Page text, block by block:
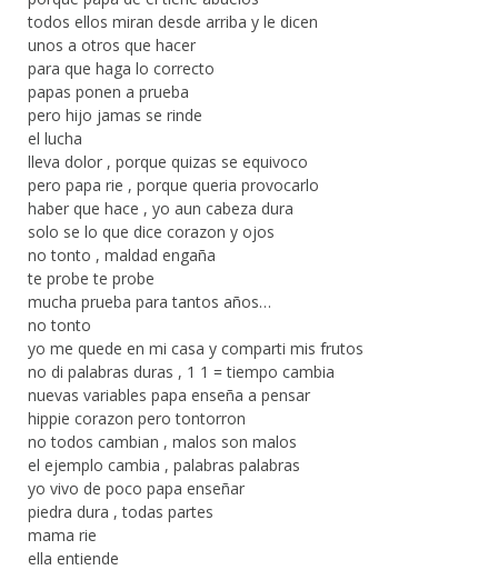
todos ellos miran desde arriba y le dicen
unos a otros que hacer
para que haga lo correcto
papas ponen a prueba
pero hijo jamas se rinde
el lucha
lleva dolor , porque quizas se equivoco
pero papa rie , porque queria provocarlo
haber que hace , yo aun cabeza dura
solo se lo que dice corazon y ojos
no tonto , maldad engaña
te probe te probe
mucha prueba para tantos años…
no tonto
yo me quede en mi casa y comparti mis frutos
no di palabras duras , 1 1 = tiempo cambia
nuevas variables papa enseña a pensar
hippie corazon pero tontorron
no todos cambian , malos son malos
el ejemplo cambia , palabras palabras
yo vivo de poco papa enseñar
piedra dura , todas partes
mama rie
ella entiende